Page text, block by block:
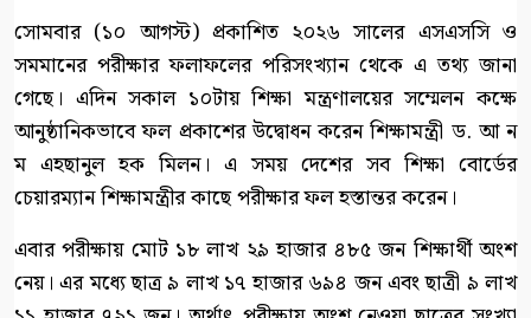
সোমবার (১০ আগস্ট) প্রকাশিত ২০২৬ সালের এসএসসি ও
সমমানের পরীক্ষার ফলাফলের পরিসংখ্যান থেকে এ তথ্য জানা
গেছে। এদিন সকাল ১০টায় শিক্ষা মন্ত্রণালয়ের সম্মেলন কক্ষে
আনুষ্ঠানিকভাবে ফল প্রকাশের উদ্বোধন করেন শিক্ষামন্ত্রী ড. আ ন
ম এহছানুল হক মিলন। এ সময় দেশের সব শিক্ষা বোর্ডের
চেয়ারম্যান শিক্ষামন্ত্রীর কাছে পরীক্ষার ফল হস্তান্তর করেন।
এবার পরীক্ষায় মোট ১৮ লাখ ২৯ হাজার ৪৮৫ জন শিক্ষার্থী অংশ
নেয়। এর মধ্যে ছাত্র ৯ লাখ ১৭ হাজার ৬৯৪ জন এবং ছাত্রী ৯ লাখ